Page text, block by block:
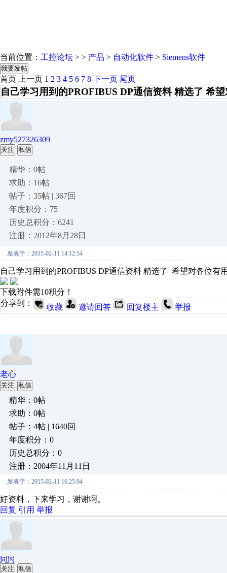
当前位置： 工控论坛 > > 产品 > 自动化软件 > Siemens软件
我要发帖
首页 上一页 1 2 3 4 5 6 7 8 下一页 尾页
自己学习用到的PROFIBUS DP通信资料 精选了 希
zmy527326309
关注 私信
精华：0帖
求助：16帖
帖子：35帖 | 367回
年度积分：75
历史总积分：6241
注册：2012年8月28日
发表于：2015-02-11 14:12:54
自己学习用到的PROFIBUS DP通信资料 精选了 希望对各位有
下载附件需10积分！
分享到：
收藏 邀请回答 回复楼主 举报
老心
关注 私信
精华：0帖
求助：0帖
帖子：4帖 | 1640回
年度积分：0
历史总积分：0
注册：2004年11月11日
发表于：2015-02-11 16:25:04
好资料，下来学习，谢谢啊。
回复 引用 举报
jajjsj
关注 私信